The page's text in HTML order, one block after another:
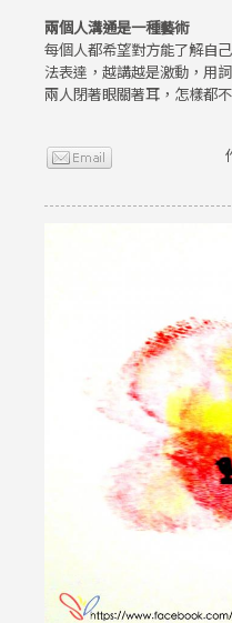
兩個人溝通是一種藝術
每個人都希望對方能了解自
法表達，越講越是激動，用
兩人閉著眼關著耳，怎樣都